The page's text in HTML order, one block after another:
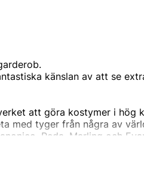
känslan av att se
att göra kostymer i hög
med tyger från några av
Reda, Marling och
Vi har kostymer för
breda utbud av kostymer.